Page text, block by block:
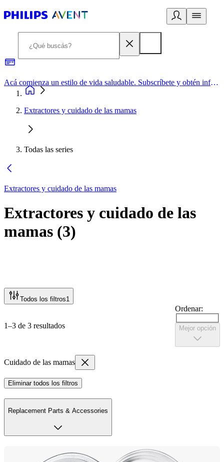
Acá comienza un estilo de vida saludable. Subscríbete y obtén información de primera mano
Extractores y cuidado de las mamas
Todas las series
Extractores y cuidado de las mamas
Extractores y cuidado de las
mamas (3)
Todos los filtros1
1–3 de 3 resultados
Ordenar:
Mejor opción
Cuidado de las mamas
Eliminar todos los filtros
Replacement Parts & Accessories